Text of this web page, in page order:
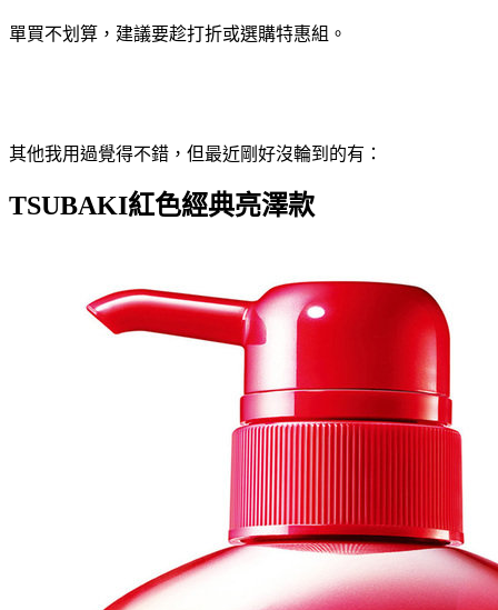
單買不划算，建議要趁打折或選購特惠組。
其他我用過覺得不錯，但最近剛好沒輪到的有：
TSUBAKI紅色經典亮澤款